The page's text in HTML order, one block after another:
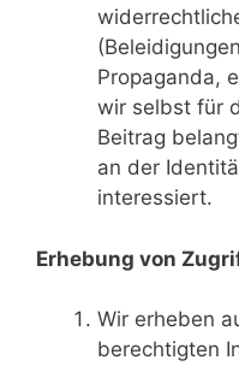
Propaganda,
wir selbst für
Beitrag
an der
interessiert.
Erhebung von
Wir erheben
berechtigten